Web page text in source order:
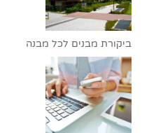
ביקורת מבנים לכל מבנה